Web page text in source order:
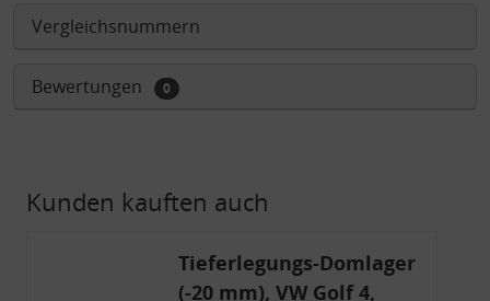
Vergleichsnummern
Bewertungen 0
Kunden kauften auch
Tieferlegungs-Domlager
(-20 mm), VW Golf 4,